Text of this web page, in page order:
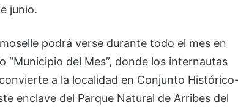
junio.
podrá verse durante todo el mes en
del Mes”, donde los internautas
a la localidad en Conjunto
enclave del Parque Natural de Arribes del